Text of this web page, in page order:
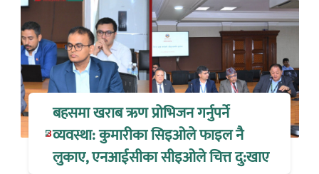
बहसमा खराब ऋण प्रोभिजन गर्नुपर्ने
व्यवस्था: कुमारीका सिइओले फाइल नै
लुकाए, एनआईसीका सीइओले चित्त दु:खाए